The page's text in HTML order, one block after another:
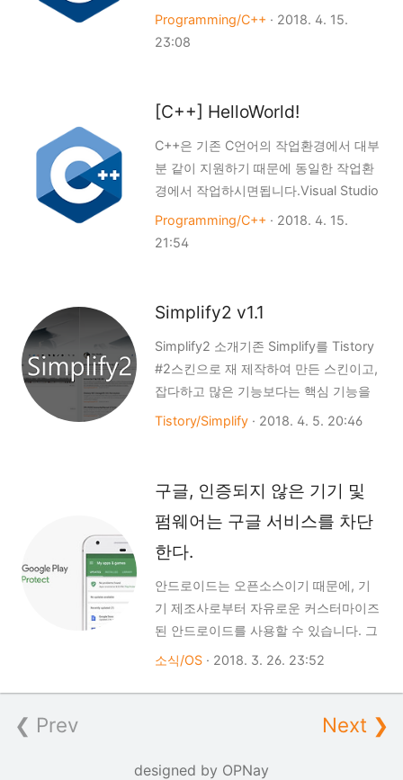
Unity에서 사용하던 테마에서 현재
GNOME 데스크톱 환경에 더 잘 적응할
GNOME이 적용됨에 따라 xorg서버와
많은..
외는 아니며, C의 if문과 switch문을 동
일하게 사용하실수 있습니다. if 예제 코
저장했습니다.8 ~ 12 : C언어와 동일하
게 사용된 if문을 볼 수 있습니다. 조건 A
== B의 뜻은 "A와 B가 같습니까?"이고,
이는 참(True)입니다. 9 : A == B의 결과
가 참(True)면 실행하게 됩니다. 여기서
는 A와 B의 값이 같은 0, 결과는 참
(True)이니 실행하게 됩니다. 10 : else키
(True)..
Programming/C++ · 2018. 4. 15.
23:08
[C++] HelloWorld!
C++은 기존 C언어의 작업환경에서 대부
분 같이 지원하기 때문에 동일한 작업환
경에서 작업하시면됩니다.Visual Studio
나, Visual Studio Code, GCC, 등의 컴
파일러나 IDE를 갖춘상태라면 사용이 가
World 프로그램이며, 가장 기초가 되는
프로그램입니다. 코드 출력 내용Hello
World 설명#include 구절은 기존의 C언
어와 동일하게 외부 파일을 불러온다라
고 생각하시면 됩니다.using ... 구절은
아직 배우진 않았지만 후에 클래스를 배
이 알아두시면 됩니다.int main()이는 C
언어때와 동일하게 프로그..
Programming/C++ · 2018. 4. 15.
21:54
Simplify2 v1.1
Simplify2 소개기존 Simplify를 Tistory
#2스킨으로 재 제작하여 만든 스킨이고,
잡다하고 많은 기능보다는 핵심 기능을
모아 만들었습니다. 그리고, 기존
이미지 배경을 이용해 좀더 색다른 블로
그로 만들수 있습니다. 업데이트 내용
v1.1기본 폰트를 변경했습니다.헤더에 들
어가는 이미지를 랜덤으로 불러올수있는
섬네일을 추가했습니다.댓글의 작성일자
를 하단으로 이동했습니다.일부 폰트 크
기를 조절했습니다.code, tt, kbd, samp
태그에 전용 폰트를 스타일을 추가했습
Tistory/Simplify · 2018. 4. 5. 20:46
구글, 인증되지 않은 기기 및
펌웨어는 구글 서비스를 차단
한다.
안드로이드는 오픈소스이기 때문에, 기
기 제조사로부터 자유로운 커스터마이즈
된 안드로이드를 사용할 수 있습니다. 그
러나 이 커스터마이즈된 안드로이드는
비스는 별도의 설치가 필요합니다. 기본
적으로 구글은 Compability Definition
Document(CDD) 규칙에 따라 기기 제조
사들은 Google 앱과 서비스를 사용할 수
소식/OS · 2018. 3. 26. 23:52
❮ Prev Next ❯
designed by OPNay